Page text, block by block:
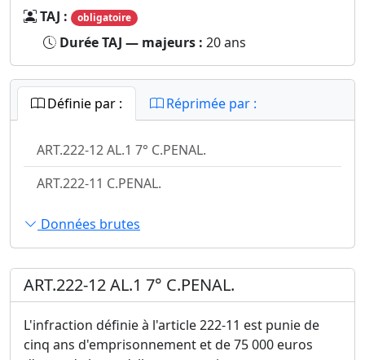
TAJ : obligatoire
Durée TAJ — majeurs : 20 ans
Définie par : Réprimée par :
ART.222-12 AL.1 7° C.PENAL.
ART.222-11 C.PENAL.
Données brutes
ART.222-12 AL.1 7° C.PENAL.
L'infraction définie à l'article 222-11 est punie de
cinq ans d'emprisonnement et de 75 000 euros